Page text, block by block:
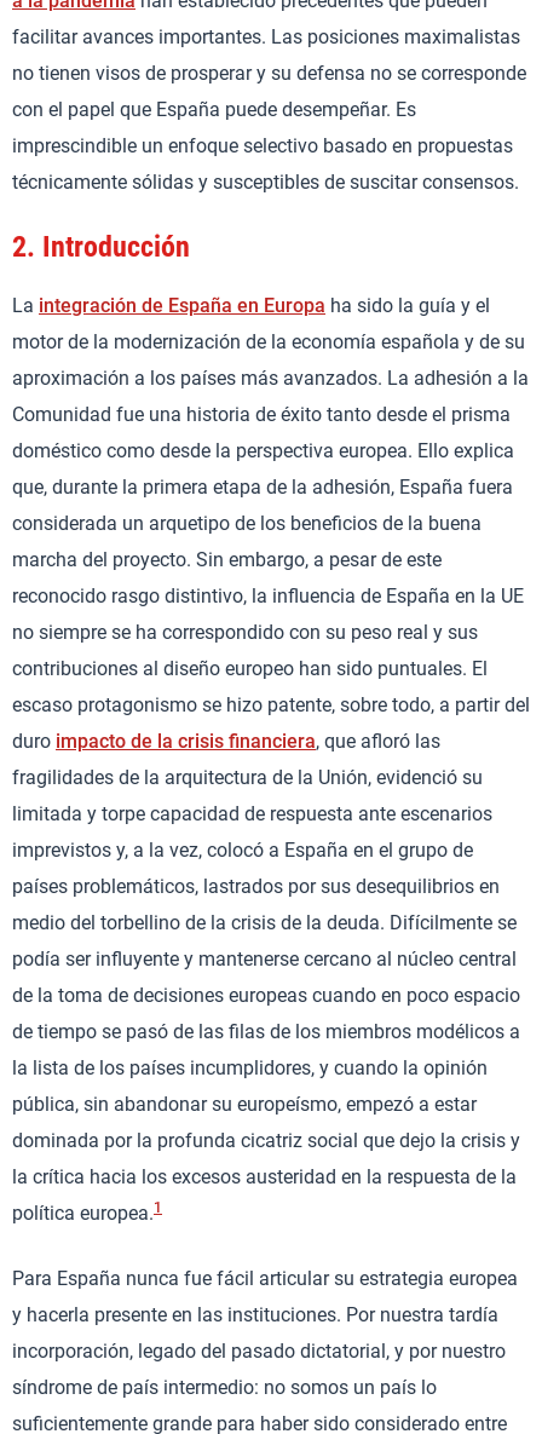
facilitar avances importantes. Las posiciones maximalistas
no tienen visos de prosperar y su defensa no se corresponde
con el papel que España puede desempeñar. Es
imprescindible un enfoque selectivo basado en propuestas
técnicamente sólidas y susceptibles de suscitar consensos.
2. Introducción
La integración de España en Europa ha sido la guía y el
motor de la modernización de la economía española y de su
aproximación a los países más avanzados. La adhesión a la
Comunidad fue una historia de éxito tanto desde el prisma
doméstico como desde la perspectiva europea. Ello explica
que, durante la primera etapa de la adhesión, España fuera
considerada un arquetipo de los beneficios de la buena
marcha del proyecto. Sin embargo, a pesar de este
reconocido rasgo distintivo, la influencia de España en la UE
no siempre se ha correspondido con su peso real y sus
contribuciones al diseño europeo han sido puntuales. El
escaso protagonismo se hizo patente, sobre todo, a partir del
duro impacto de la crisis financiera, que afloró las
fragilidades de la arquitectura de la Unión, evidenció su
limitada y torpe capacidad de respuesta ante escenarios
imprevistos y, a la vez, colocó a España en el grupo de
países problemáticos, lastrados por sus desequilibrios en
medio del torbellino de la crisis de la deuda. Difícilmente se
podía ser influyente y mantenerse cercano al núcleo central
de la toma de decisiones europeas cuando en poco espacio
de tiempo se pasó de las filas de los miembros modélicos a
la lista de los países incumplidores, y cuando la opinión
pública, sin abandonar su europeísmo, empezó a estar
dominada por la profunda cicatriz social que dejo la crisis y
la crítica hacia los excesos austeridad en la respuesta de la
política europea.1
Para España nunca fue fácil articular su estrategia europea
y hacerla presente en las instituciones. Por nuestra tardía
incorporación, legado del pasado dictatorial, y por nuestro
síndrome de país intermedio: no somos un país lo
suficientemente grande para haber sido considerado entre